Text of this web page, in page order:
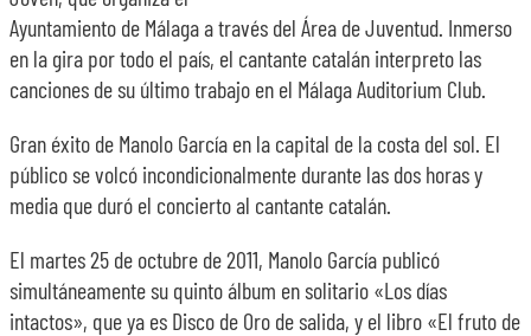
Ayuntamiento de Málaga a través del Área de Juventud. Inmerso
en la gira por todo el país, el cantante catalán interpreto las
canciones de su último trabajo en el Málaga Auditorium Club.
Gran éxito de Manolo García en la capital de la costa del sol. El
público se volcó incondicionalmente durante las dos horas y
media que duró el concierto al cantante catalán.
El martes 25 de octubre de 2011, Manolo García publicó
simultáneamente su quinto álbum en solitario «Los días
intactos», que ya es Disco de Oro de salida, y el libro «El fruto de